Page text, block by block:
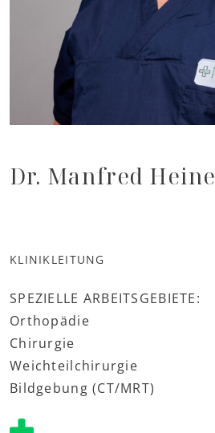
Dr. Manfred Heine
KLINIKLEITUNG
SPEZIELLE ARBEITSGEBIETE:
Orthopädie
Chirurgie
Weichteilchirurgie
Bildgebung (CT/MRT)